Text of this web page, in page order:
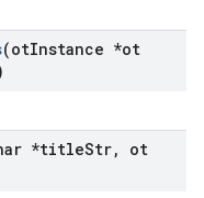
(otInstance *ot
*titleStr,
ot